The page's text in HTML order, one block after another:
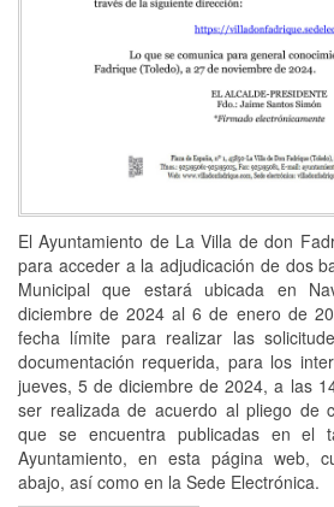
El Ayuntamiento de La Villa de don
para acceder a la adjudicación de dos
Municipal que estará ubicada en
diciembre de 2024 al 6 de enero de
fecha límite para realizar las
documentación requerida, para los
jueves, 5 de diciembre de 2024, a las
ser realizada de acuerdo al pliego de
que se encuentra publicadas en el
Ayuntamiento, en esta página web,
abajo, así como en la Sede Electrónica.